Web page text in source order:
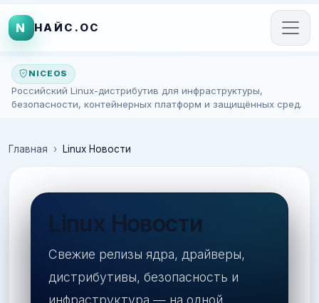
N НАЙС.ОС
NICEOS
Российский Linux-дистрибутив для инфраструктуры,
безопасности, контейнерных платформ и защищённых сред.
Главная Linux Новости
Linux Новости
Свежие релизы ядра, драйверы,
дистрибутивы, безопасность и